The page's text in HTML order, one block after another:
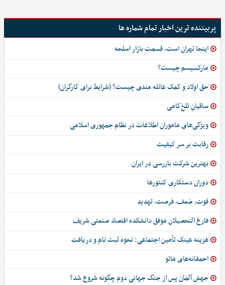
پربیننده ترین اخبار تمام شماره ها
اینجا تهران است، قسمت بازار اسلحه
مارکسیسم چیست؟
حق اولاد و کمک عائله مندی چیست؟ (شرایط برای کارگران)
ساقیانِ تلخ‌کامی
ویژگی‌های ماموران اطلاعات در نظام جمهوری اسلامی
رقابت بر سر کیفیت
بهترین شرکت بازرسی در ایران
دوران دستکاری کنتورها
قوت، ضعف، فرصت، تهدید
فارغ التحصیلان موفق دانشکده اقتصاد صنعتی شریف
هزینه عینک تأمین اجتماعی: نحوه ثبت نام و دریافت
احمقانه‌های مائو
جهش آلمان پس از جنگ جهانی دوم چگونه شروع شد؟